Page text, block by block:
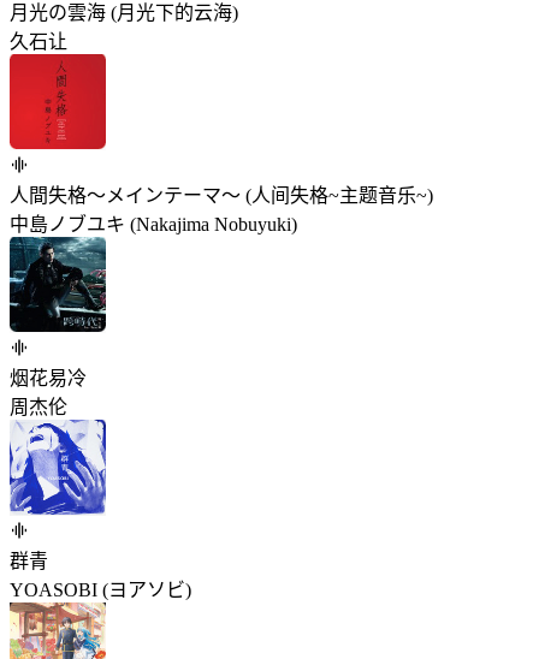
月光の雲海 (月光下的云海)
久石让
人間失格～メインテーマ～ (人间失格~主题音乐~)
中島ノブユキ (Nakajima Nobuyuki)
烟花易冷
周杰伦
群青
YOASOBI (ヨアソビ)